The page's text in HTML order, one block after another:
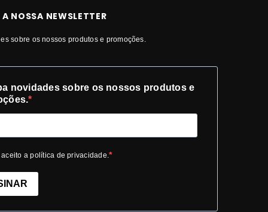
NOSSA NEWSLETTER
sobre os nossos produtos e promoções.
novidades sobre os nossos produtos e
a política de privacidade.